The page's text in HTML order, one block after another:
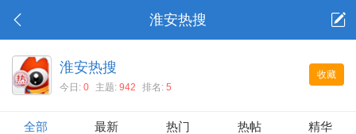
淮安热搜
收藏
淮安热搜
今日: 0 主题: 942 排名: 5
全部 最新 热门 热帖 精华